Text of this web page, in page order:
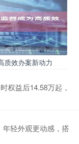
质效办案新动力
权益后14.58万起，
轻外观更动感，搭